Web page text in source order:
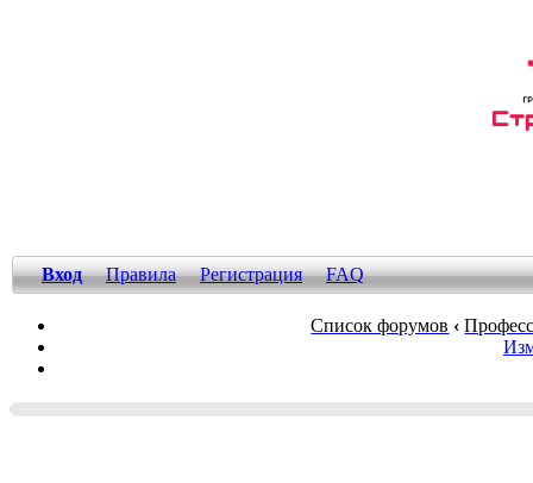
Вход Правила Регистрация FAQ
Список форумов ‹